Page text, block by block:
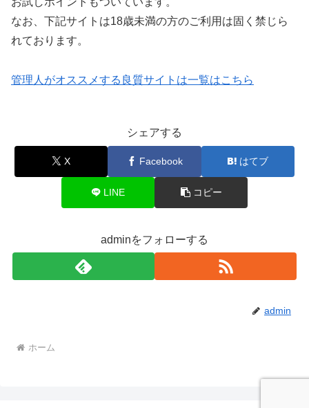
なお、下記サイトは18歳未満の方のご利用は固く禁じら
れております。
管理人がオススメする良質サイトは一覧はこちら
シェアする
X Facebook はてブ
LINE コピー
adminをフォローする
admin
ホーム